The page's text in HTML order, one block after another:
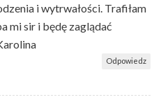
i wytrwałości. Trafiłam
mi sir i będę zaglądać
Odpowiedz